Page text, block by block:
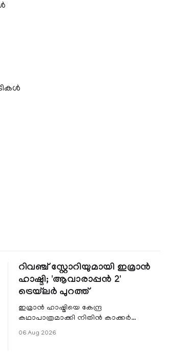
റിവഞ്ച് സ്റ്റോറിയുമായി ഇമ്രാൻ
ഹാഷ്മി; 'ആവാരാപ്പൻ 2'
ട്രെയ്‌ലർ പുറത്ത്
ഇമ്രാൻ ഹാഷ്മിയെ കേന്ദ്ര
കഥാപാത്രമാക്കി നിതിൻ കാക്കർ
'ആവാരാപ്പൻ 2'. ഐഎംഡിബി പട്ടിക
06 Aug 2026